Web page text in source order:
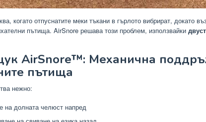
когато отпуснатите меки тъкани в гърлото вибрират, докато
пътища. AirSnore решава този проблем, използвайки
AirSnore™: Механична
пътища
нежно:
на долната челюст напред